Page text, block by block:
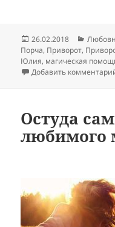
Опубликовано
26.02.2018
Порча, Приворот,
Юлия, магическая
Добавить
Остуда